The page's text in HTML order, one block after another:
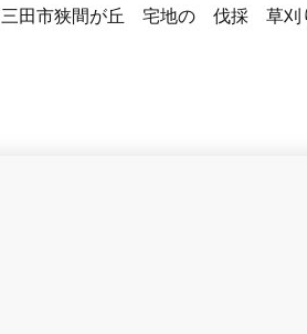
三田市狭間が丘 宅地の 伐採 草刈